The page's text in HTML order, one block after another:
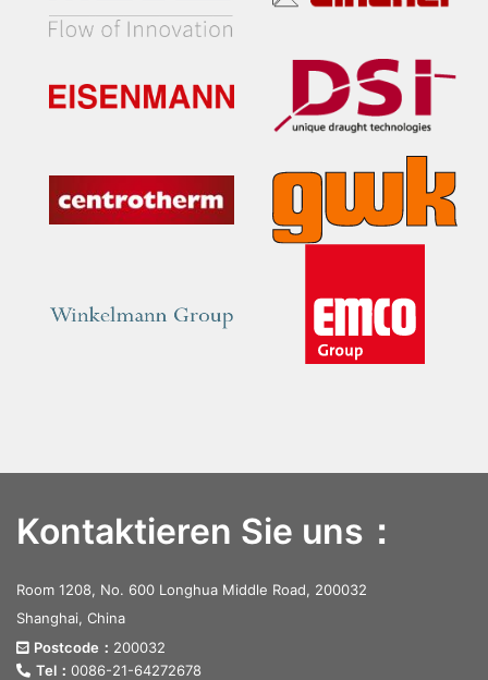
Kontaktieren Sie uns：
Room 1208, No. 600 Longhua Middle Road, 200032
Shanghai, China
Postcode： 200032
Tel： 0086-21-64272678